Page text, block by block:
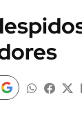
MUNDO